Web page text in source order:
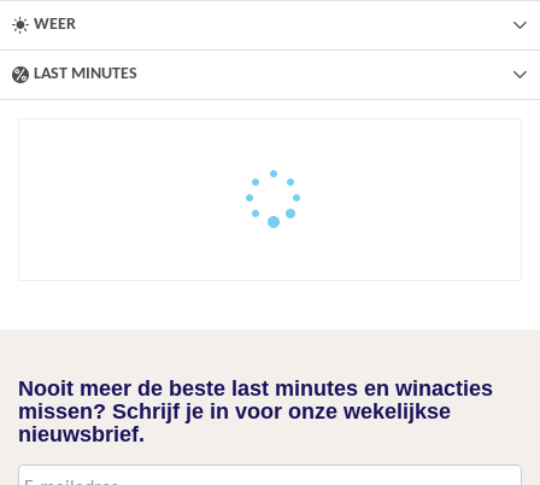
WEER
LAST MINUTES
Nooit meer de beste last minutes en winacties
missen? Schrijf je in voor onze wekelijkse
nieuwsbrief.